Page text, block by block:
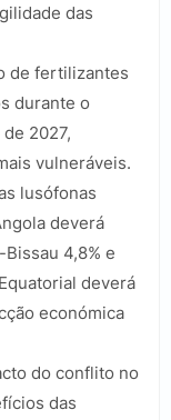
das
de fertilizantes
durante o
2027,
vulneráveis.
lusófonas
deverá
4,8% e
deverá
económica
do conflito no
das